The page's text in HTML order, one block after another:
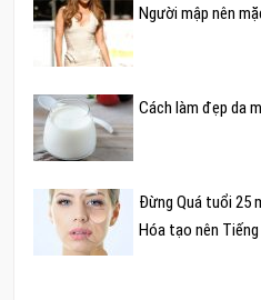
Người mập nên
Cách làm đẹp da
Đừng Quá tuổi 25
Hóa tạo nên Tiếng